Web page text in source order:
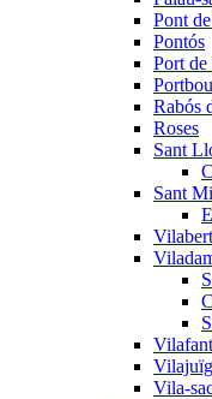
Pont
Pontós
Port de
Portbou
Rabós
Roses
Sant
Sant
Vilafant
Vila-